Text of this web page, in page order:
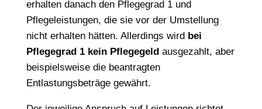
erhalten danach den Pflegegrad 1 und
Pflegeleistungen, die sie vor der Umstellung
nicht erhalten hätten. Allerdings wird bei
Pflegegrad 1 kein Pflegegeldausgezahlt, aber
beispielsweise die beantragten
Entlastungsbeträge gewährt.